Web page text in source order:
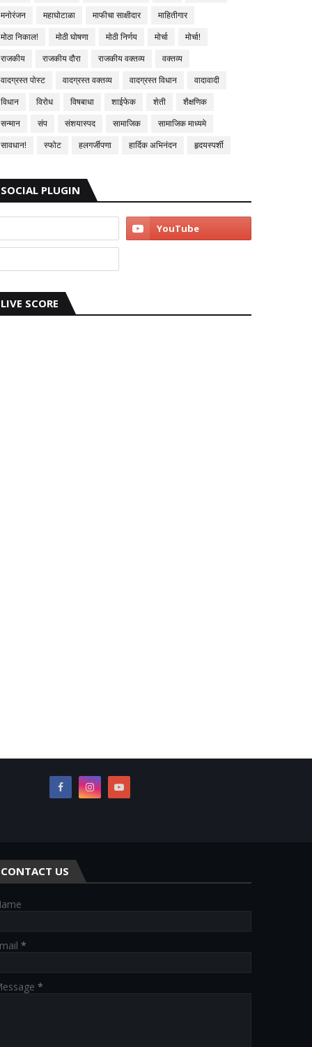
मनोरंजन
महाघोटाळा माफीचा साक्षीदार
माहितीगार
मोठा निकाल!
मोठी घोषणा मोठी निर्णय मोर्चा
मोर्चा!
राजकीय
राजकीय दौरा राजकीय वक्तव्य
वक्तव्य
वादग्रस्त पोस्ट
वादग्रस्त वक्तव्य वादग्रस्त विधान
वादावादी
विधान
विरोध विषबाधा शाईफेक शेती
शैक्षणिक
सन्मान
संप संशयास्पद सामाजिक
सामाजिक माध्यमे
सावधान!
स्फोट हलगर्जीपणा हार्दिक अभिनंदन हृदयस्पर्शी
SOCIAL PLUGIN
LIVE SCORE
CONTACT US
*
*